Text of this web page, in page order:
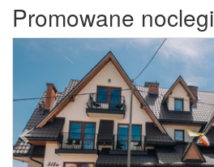
Promowane noclegi
Previous